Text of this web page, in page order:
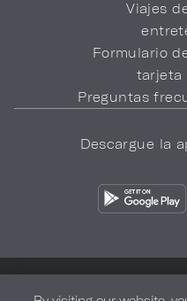
Viajes
Formulario
tarjeta
Preguntas
Descargue la